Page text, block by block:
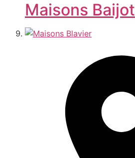
Maisons Baijot